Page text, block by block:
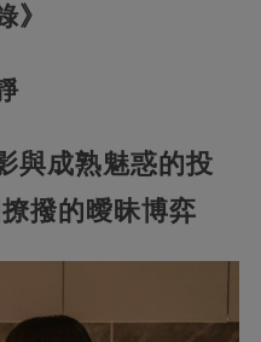
》
與成熟魅惑的投
撥的曖昧博弈